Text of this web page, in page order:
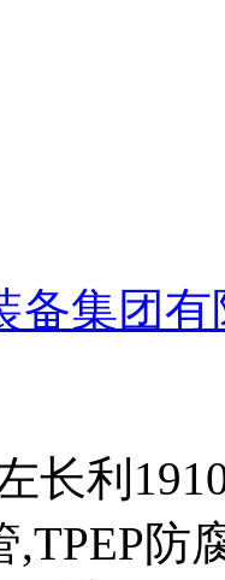
备集团有
长利
,TPEP